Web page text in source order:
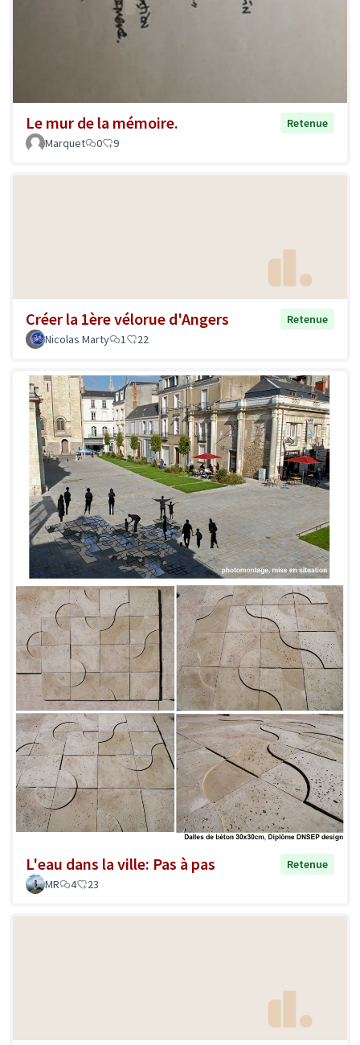
Le mur de la mémoire.
Retenue
Marquet
0 9
Créer la 1ère vélorue d'Angers
Retenue
Nicolas Marty
1 22
L'eau dans la ville: Pas à pas
Retenue
MR
4 23